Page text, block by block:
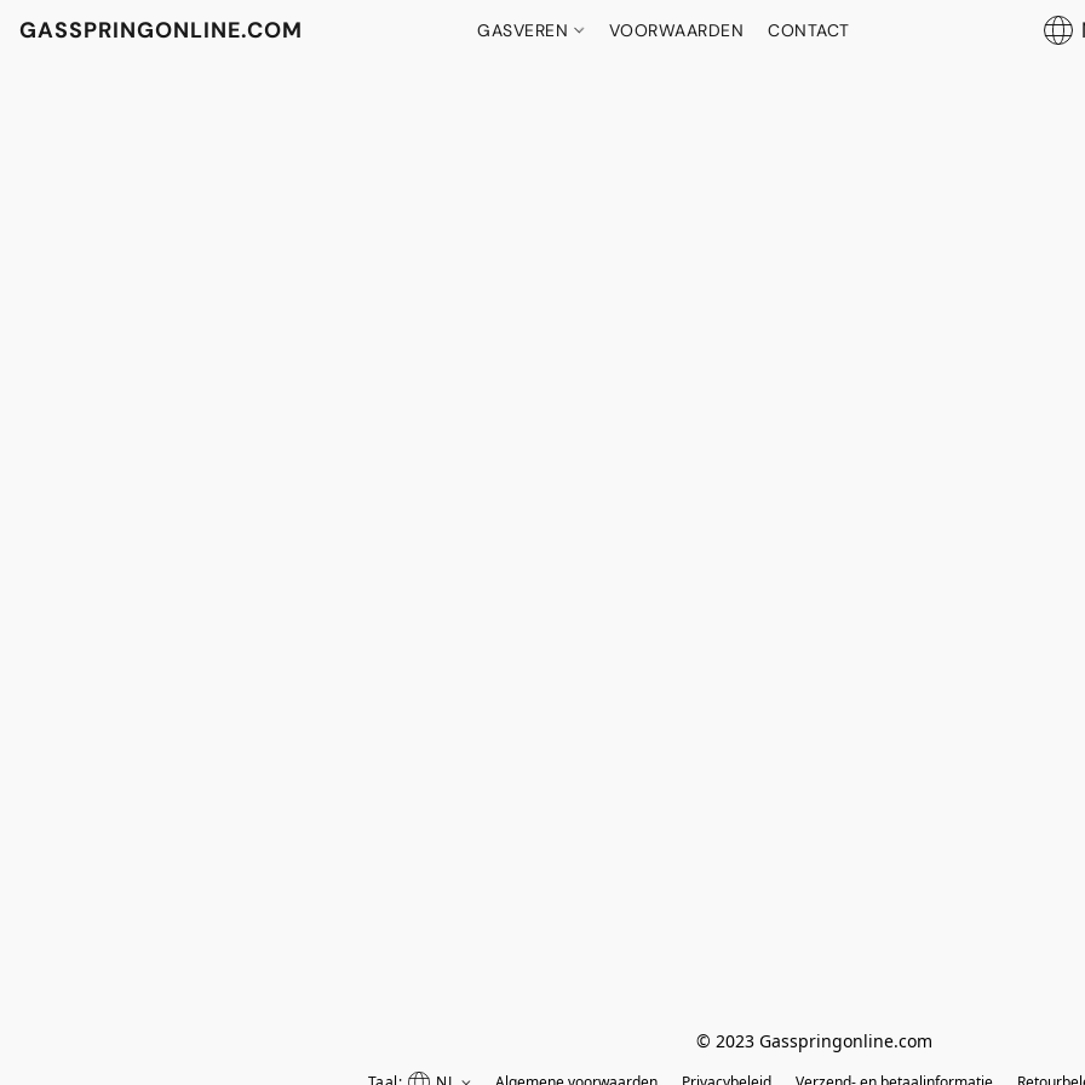
GASSPRINGONLINE.COM GASVEREN VOORWAARDEN CONTACT
© 2023 Gasspringonline.com